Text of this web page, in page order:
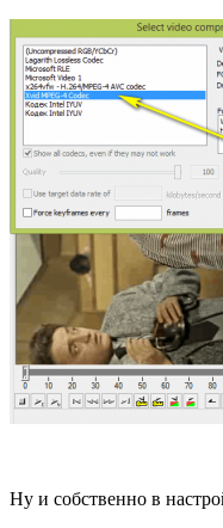
Ну и собственно в